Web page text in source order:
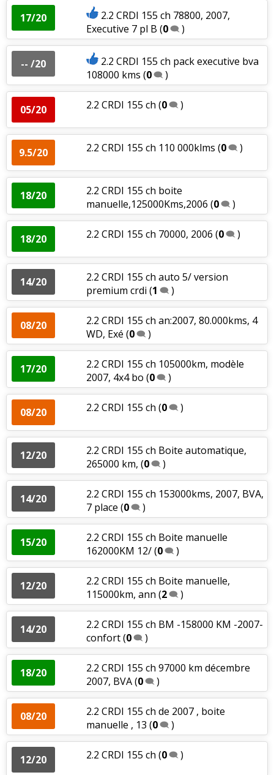
17/20
2.2 CRDI 155 ch 78800, 2007,
Executive 7 pl B (0 )
-- /20
2.2 CRDI 155 ch pack executive bva
108000 kms (0 )
05/20 2.2 CRDI 155 ch (0 )
9.5/20 2.2 CRDI 155 ch 110 000klms (0 )
18/20
2.2 CRDI 155 ch boite
manuelle,125000Kms,2006 (0 )
18/20 2.2 CRDI 155 ch 70000, 2006 (0 )
14/20
2.2 CRDI 155 ch auto 5/ version
premium crdi (1 )
08/20
2.2 CRDI 155 ch an:2007, 80.000kms, 4
WD, Exé (0 )
17/20
2.2 CRDI 155 ch 105000km, modèle
2007, 4x4 bo (0 )
08/20 2.2 CRDI 155 ch (0 )
12/20
2.2 CRDI 155 ch Boite automatique,
265000 km, (0 )
14/20
2.2 CRDI 155 ch 153000kms, 2007, BVA,
7 place (0 )
15/20
2.2 CRDI 155 ch Boite manuelle
162000KM 12/(0 )
12/20
2.2 CRDI 155 ch Boite manuelle,
115000km, ann (2 )
14/20
2.2 CRDI 155 ch BM -158000 KM -2007-
confort(0 )
18/20
2.2 CRDI 155 ch 97000 km décembre
2007, BVA(0 )
08/20
2.2 CRDI 155 ch de 2007 , boite
manuelle , 13 (0 )
12/20 2.2 CRDI 155 ch (0 )